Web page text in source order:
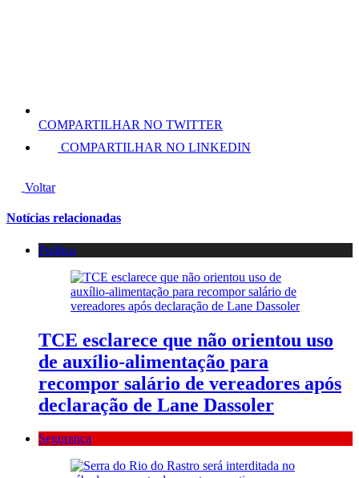
COMPARTILHAR NO TWITTER
COMPARTILHAR NO LINKEDIN
Voltar
Notícias relacionadas
Política
TCE esclarece que não orientou uso
de auxílio-alimentação para
recompor salário de vereadores após
declaração de Lane Dassoler
Segurança